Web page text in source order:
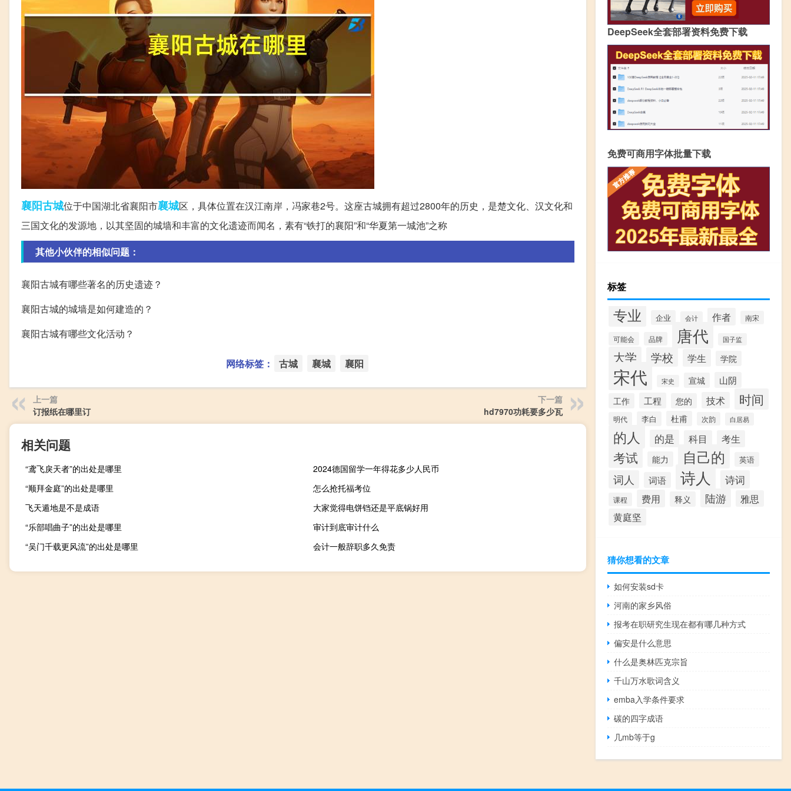
襄阳古城位于中国湖北省襄阳市襄城区，具体位置在汉江南岸，冯家巷2号。这座古城拥有超过2800年的历史，是楚文化、汉文化和
三国文化的发源地，以其坚固的城墙和丰富的文化遗迹而闻名，素有“铁打的襄阳”和“华夏第一城池”之称
其他小伙伴的相似问题：
襄阳古城有哪些著名的历史遗迹？
襄阳古城的城墙是如何建造的？
襄阳古城有哪些文化活动？
网络标签： 古城 襄城 襄阳
上一篇
订报纸在哪里订
下一篇
hd7970功耗要多少瓦
相关问题
“鸢飞戾天者”的出处是哪里
2024德国留学一年得花多少人民币
“顺拜金庭”的出处是哪里
怎么抢托福考位
飞天遁地是不是成语
大家觉得电饼铛还是平底锅好用
“乐部唱曲子”的出处是哪里
审计到底审计什么
“吴门千载更风流”的出处是哪里
会计一般辞职多久免责
DeepSeek全套部署资料免费下载
免费可商用字体批量下载
标签
专业 企业 会计 作者 南宋
可能会 品牌 唐代 国子监
大学 学校 学生 学院
宋代 宋史 宣城 山阴
工作 工程 您的 技术 时间
明代 李白 杜甫 次韵 白居易
的人 的是 科目 考生
考试 能力 自己的 英语
词人 词语 诗人 诗词
课程 费用 释义 陆游 雅思
黄庭坚
猜你想看的文章
如何安装sd卡
河南的家乡风俗
报考在职研究生现在都有哪几种方式
偏安是什么意思
什么是奥林匹克宗旨
千山万水歌词含义
emba入学条件要求
碳的四字成语
几mb等于g